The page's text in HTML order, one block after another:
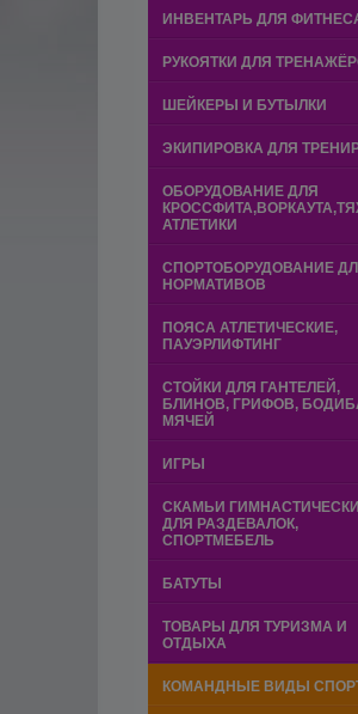
ИНВЕНТАРЬ ДЛЯ
РУКОЯТКИ ДЛЯ
ШЕЙКЕРЫ И БУТЫЛКИ
ЭКИПИРОВКА ДЛЯ
ОБОРУДОВАНИЕ ДЛЯ
АТЛЕТИКИ
СПОРТОБОРУДОВАНИЕ
НОРМАТИВОВ
ПОЯСА АТЛЕТИЧЕСКИЕ,
ПАУЭРЛИФТИНГ
СТОЙКИ ДЛЯ ГАНТЕЛЕЙ,
БЛИНОВ, ГРИФОВ,
МЯЧЕЙ
ИГРЫ
СКАМЬИ
ДЛЯ РАЗДЕВАЛОК,
СПОРТМЕБЕЛЬ
БАТУТЫ
ТОВАРЫ ДЛЯ ТУРИЗМА И
ОТДЫХА
КОМАНДНЫЕ ВИДЫ